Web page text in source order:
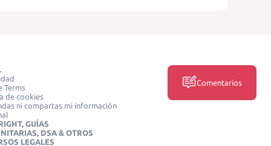
Terms
de cookies
ni compartas mi información
GUÍAS
DSA & OTROS
LEGALES
Comentarios